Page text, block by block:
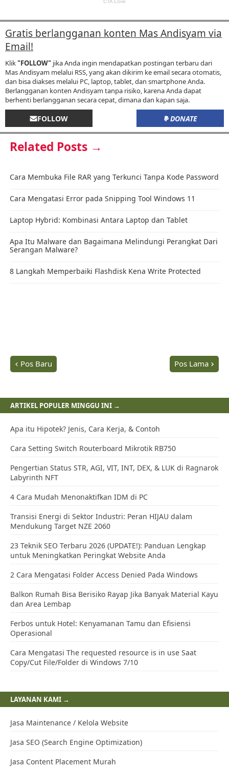
Gratis berlangganan konten Mas Andisyam via
Email!
Klik"FOLLOW" jika Anda ingin mendapatkan postingan terbaru dari
Mas Andisyam melalui RSS, yang akan dikirim ke email secara otomatis,
dan bisa diakses melalui PC, laptop, tablet, dan smartphone Anda.
Berlangganan konten Andisyam tanpa risiko, karena Anda dapat
berhenti berlangganan secara cepat, dimana dan kapan saja.
FOLLOW DONATE
Related Posts →
Pos Baru Pos Lama
ARTIKEL POPULER MINGGU INI →
Apa itu Hipotek? Jenis, Cara Kerja, & Contoh
Cara Setting Switch Routerboard Mikrotik RB750
Pengertian Status STR, AGI, VIT, INT, DEX, & LUK di Ragnarok
Labyrinth NFT
4 Cara Mudah Menonaktifkan IDM di PC
Transisi Energi di Sektor Industri: Peran HIJAU dalam
Mendukung Target NZE 2060
23 Teknik SEO Terbaru 2026 (UPDATE!): Panduan Lengkap
untuk Meningkatkan Peringkat Website Anda
2 Cara Mengatasi Folder Access Denied Pada Windows
Balkon Rumah Bisa Berisiko Rayap Jika Banyak Material Kayu
dan Area Lembap
Ferbos untuk Hotel: Kenyamanan Tamu dan Efisiensi
Operasional
Cara Mengatasi The requested resource is in use Saat
Copy/Cut File/Folder di Windows 7/10
LAYANAN KAMI →
Jasa Maintenance / Kelola Website
Jasa SEO (Search Engine Optimization)
Jasa Content Placement Murah